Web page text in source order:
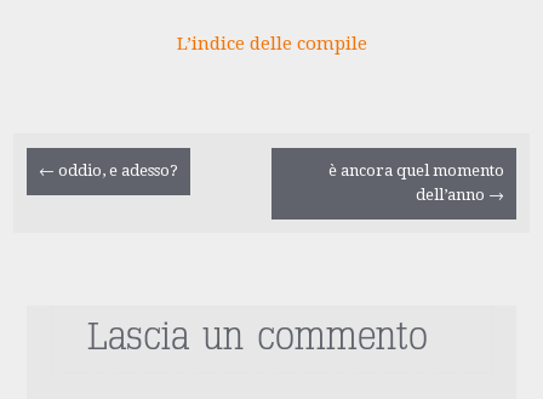
L’indice delle compile
Navigazione
← oddio, e adesso?
è ancora quel momento
dell’anno →
Lascia un commento